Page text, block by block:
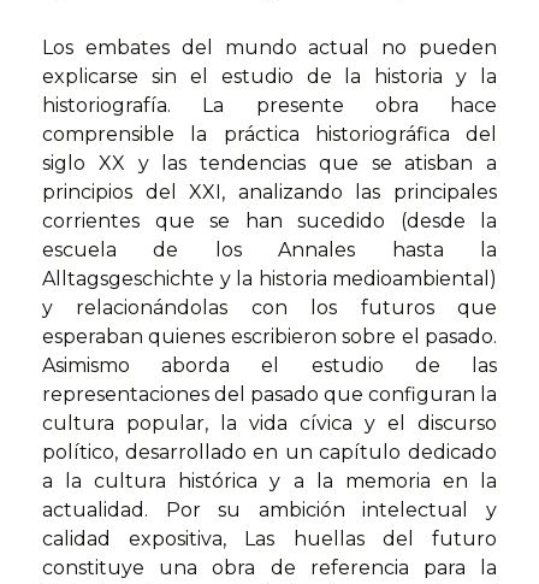
Los embates del mundo actual no pueden
explicarse sin el estudio de la historia y la
historiografía. La presente obra hace
comprensible la práctica historiográfica del
siglo XX y las tendencias que se atisban a
principios del XXI, analizando las principales
corrientes que se han sucedido (desde la
escuela de los Annales hasta la
Alltagsgeschichte y la historia medioambiental)
y relacionándolas con los futuros que
esperaban quienes escribieron sobre el pasado.
Asimismo aborda el estudio de las
representaciones del pasado que configuran la
cultura popular, la vida cívica y el discurso
político, desarrollado en un capítulo dedicado
a la cultura histórica y a la memoria en la
actualidad. Por su ambición intelectual y
calidad expositiva, Las huellas del futuro
constituye una obra de referencia para la